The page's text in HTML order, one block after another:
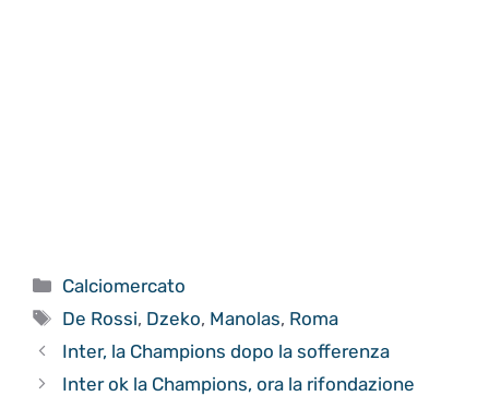
Categorie
Calciomercato
Tag
De Rossi, Dzeko, Manolas, Roma
Inter, la Champions dopo la sofferenza
Inter ok la Champions, ora la rifondazione